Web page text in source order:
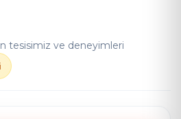
tesisimiz ve deneyimleri